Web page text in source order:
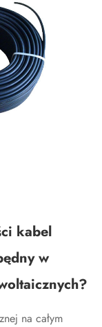
kabel
w
na całym